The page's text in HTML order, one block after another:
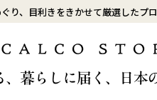
り、目利きをきかせて厳選したプ